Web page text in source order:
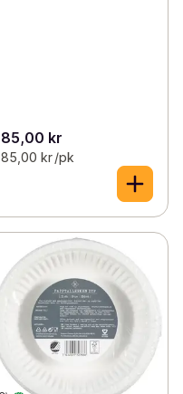
85,00 kr
85,00 kr /pk